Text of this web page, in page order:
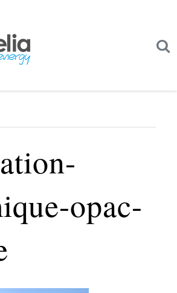
opac-